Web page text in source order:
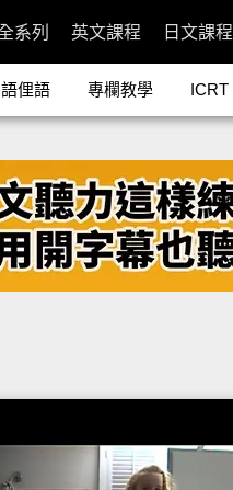
系列 英文課程 日文課程
俚語 專欄教學 ICRT